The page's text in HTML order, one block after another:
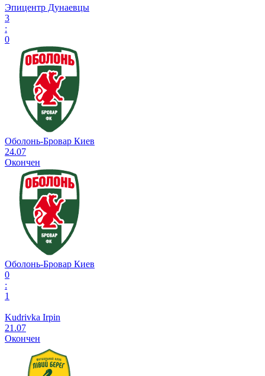
Эпицентр Дунаевцы
3
:
0
Оболонь-Бровар Киев
24.07
Окончен
Оболонь-Бровар Киев
0
:
1
Kudrivka Irpin
21.07
Окончен